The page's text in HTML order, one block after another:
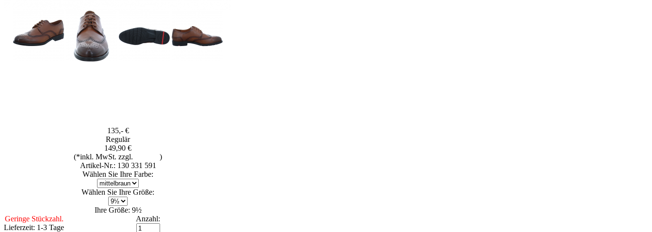
135,- €
Regulär
149,90 €
(*inkl. MwSt. zzgl.
)
Artikel-Nr.: 130 331 591
Wählen Sie Ihre Farbe:
Wählen Sie Ihre Größe:
Ihre Größe: 9½
Geringe Stückzahl.
Lieferzeit: 1-3 Tage
Anzahl: